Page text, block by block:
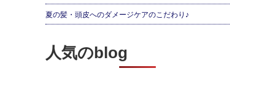
夏の髪・頭皮へのダメージケアのこだわり♪
人気のblog